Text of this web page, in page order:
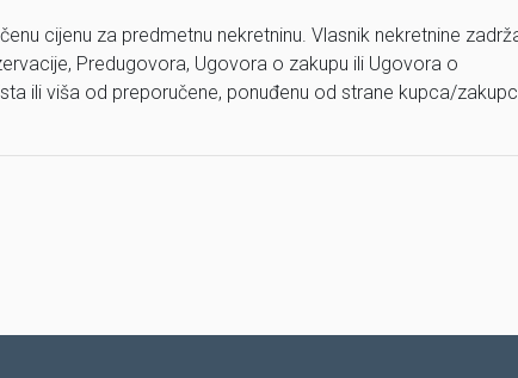
cijenu za predmetnu nekretninu. Vlasnik nekretnine
Predugovora, Ugovora o zakupu ili Ugovora o
ili viša od preporučene, ponuđenu od strane kupca/